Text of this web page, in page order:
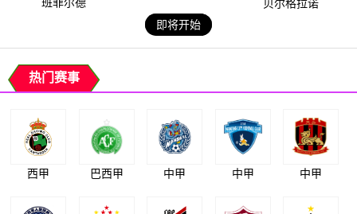
贝尔格拉诺
即将开始
热门赛事
西甲 巴西甲 中甲 中甲 中甲